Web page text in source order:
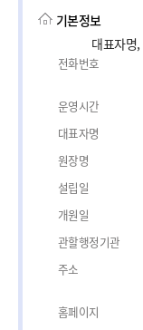
기본정보
대표자명
전화번호
운영시간
대표자명
원장명
설립일
개원일
관할행정기관
주소
홈페이지